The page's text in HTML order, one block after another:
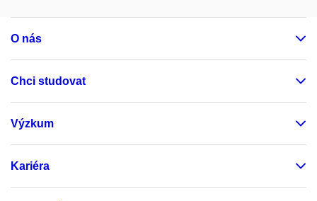
O nás
Chci studovat
Výzkum
Kariéra